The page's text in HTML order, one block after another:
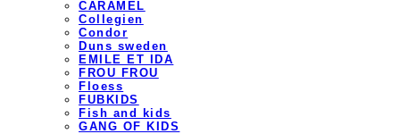
CARAMEL
Collegien
Condor
Duns sweden
EMILE ET IDA
FROU FROU
Floess
FUBKIDS
Fish and kids
GANG OF KIDS